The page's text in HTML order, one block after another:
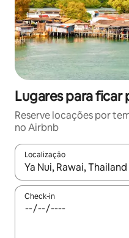
Lugares para ficar
Reserve locações por
no Airbnb
Localização
Quando os resultados
Check-in